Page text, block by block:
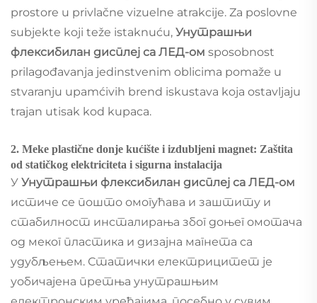
prostore u privlačne vizuelne atrakcije. Za poslovne
subjekte koji teže istaknuću, Унутрашњи
флексибилан дисплеј са ЛЕД-ом sposobnost
prilagođavanja jedinstvenim oblicima pomaže u
stvaranju upamćivih brend iskustava koja ostavljaju
trajan utisak kod kupaca.
2. Meke plastične donje kućište i izdubljeni magnet: Zaštita
od statičkog elektriciteta i sigurna instalacija
У Унутрашњи флексибилан дисплеј са ЛЕД-ом
истиче се пошто омогућава и заштиту и
стабилност инсталирања због доњег омотача
од меког пластика и дизајна магнета са
удубљењем. Статички електрицитет је
уобичајена претња унутрашњим